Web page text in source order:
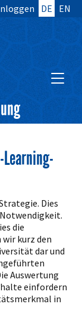
DE EN
Dies
die
kurz den
dar und
Auswertung
einfordern
in